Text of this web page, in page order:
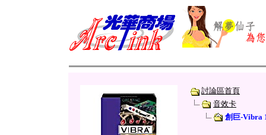
討論區首頁
音效卡
創巨-Vibra